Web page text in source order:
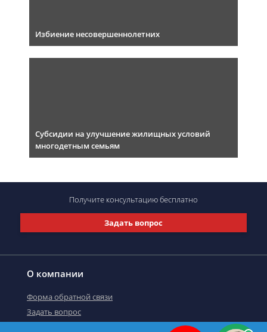
Избиение несовершеннолетних
Субсидии на улучшение жилищных условий
многодетным семьям
О компании
Форма обратной связи
Задать вопрос
Задать вопрос
Получите консультациюбесплатно